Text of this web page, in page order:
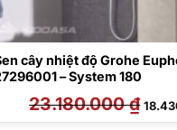
cây nhiệt độ Grohe
– System 180
23.180.000₫ Giá
gốc
là: